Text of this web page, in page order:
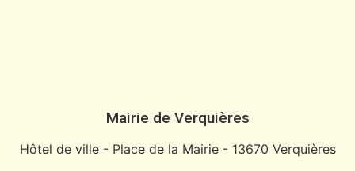
Mairie de Verquières
Hôtel de ville - Place de la Mairie - 13670 Verquières